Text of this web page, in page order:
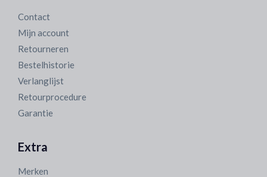
Contact
Mijn account
Retourneren
Bestelhistorie
Verlanglijst
Retourprocedure
Garantie
Extra
Merken